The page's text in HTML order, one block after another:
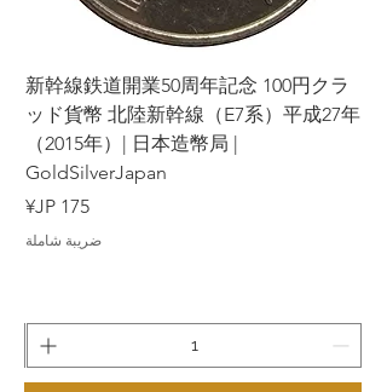
新幹線鉄道開業50周年記念 100円クラ
ッド貨幣 北陸新幹線（E7系）平成27年
（2015年）| 日本造幣局 |
GoldSilverJapan
السعر
ضريبة شاملة